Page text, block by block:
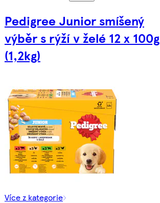
Pedigree Junior smíšený
výběr s rýží v želé 12 x 100g
(1,2kg)
Více z kategorie